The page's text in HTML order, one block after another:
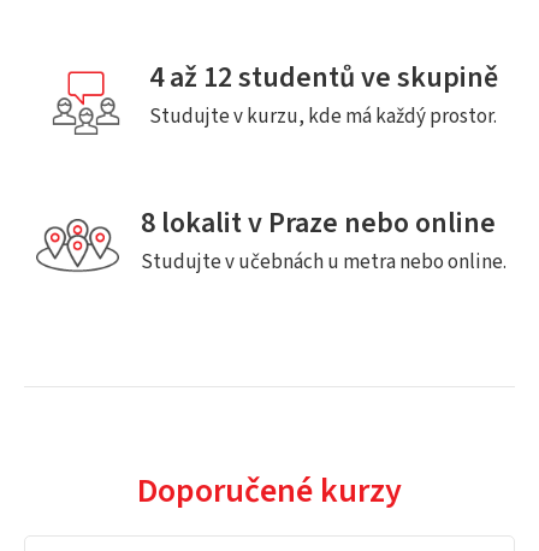
4 až 12 studentů ve skupině
Studujte v kurzu, kde má každý prostor.
8 lokalit v Praze nebo online
Studujte v učebnách u metra nebo online.
Doporučené kurzy